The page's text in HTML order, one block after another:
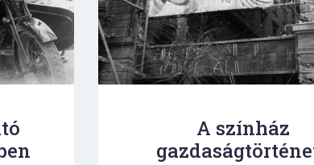
A színház